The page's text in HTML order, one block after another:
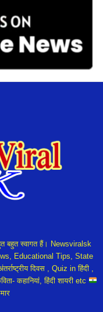
बहुत स्वागत हैं। Newsviralsk
Educational Tips, State
दिवस , Quiz in हिंदी ,
कहानियां, हिंदी शायरी etc